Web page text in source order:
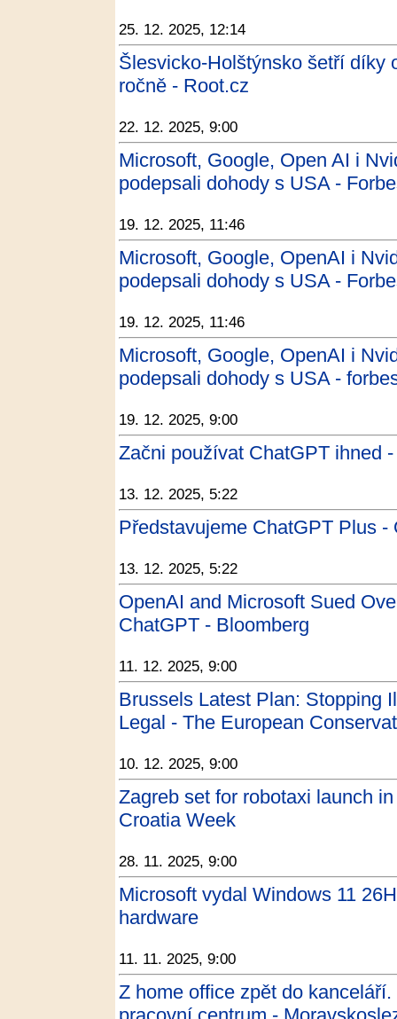
25. 12. 2025, 12:14
Šlesvicko-Holštýnsko šetří díky
ročně - Root.cz
22. 12. 2025, 9:00
Microsoft, Google, Open AI i
podepsali dohody s USA -
19. 12. 2025, 11:46
Microsoft, Google, OpenAI i
podepsali dohody s USA -
19. 12. 2025, 11:46
Microsoft, Google, OpenAI i
podepsali dohody s USA -
19. 12. 2025, 9:00
Začni používat ChatGPT ihned
13. 12. 2025, 5:22
Představujeme ChatGPT Plus -
13. 12. 2025, 5:22
OpenAI and Microsoft Sued
ChatGPT - Bloomberg
11. 12. 2025, 9:00
Brussels Latest Plan: Stopping
Legal - The European
10. 12. 2025, 9:00
Zagreb set for robotaxi launch
Croatia Week
28. 11. 2025, 9:00
Microsoft vydal Windows 11
hardware
11. 11. 2025, 9:00
Z home office zpět do